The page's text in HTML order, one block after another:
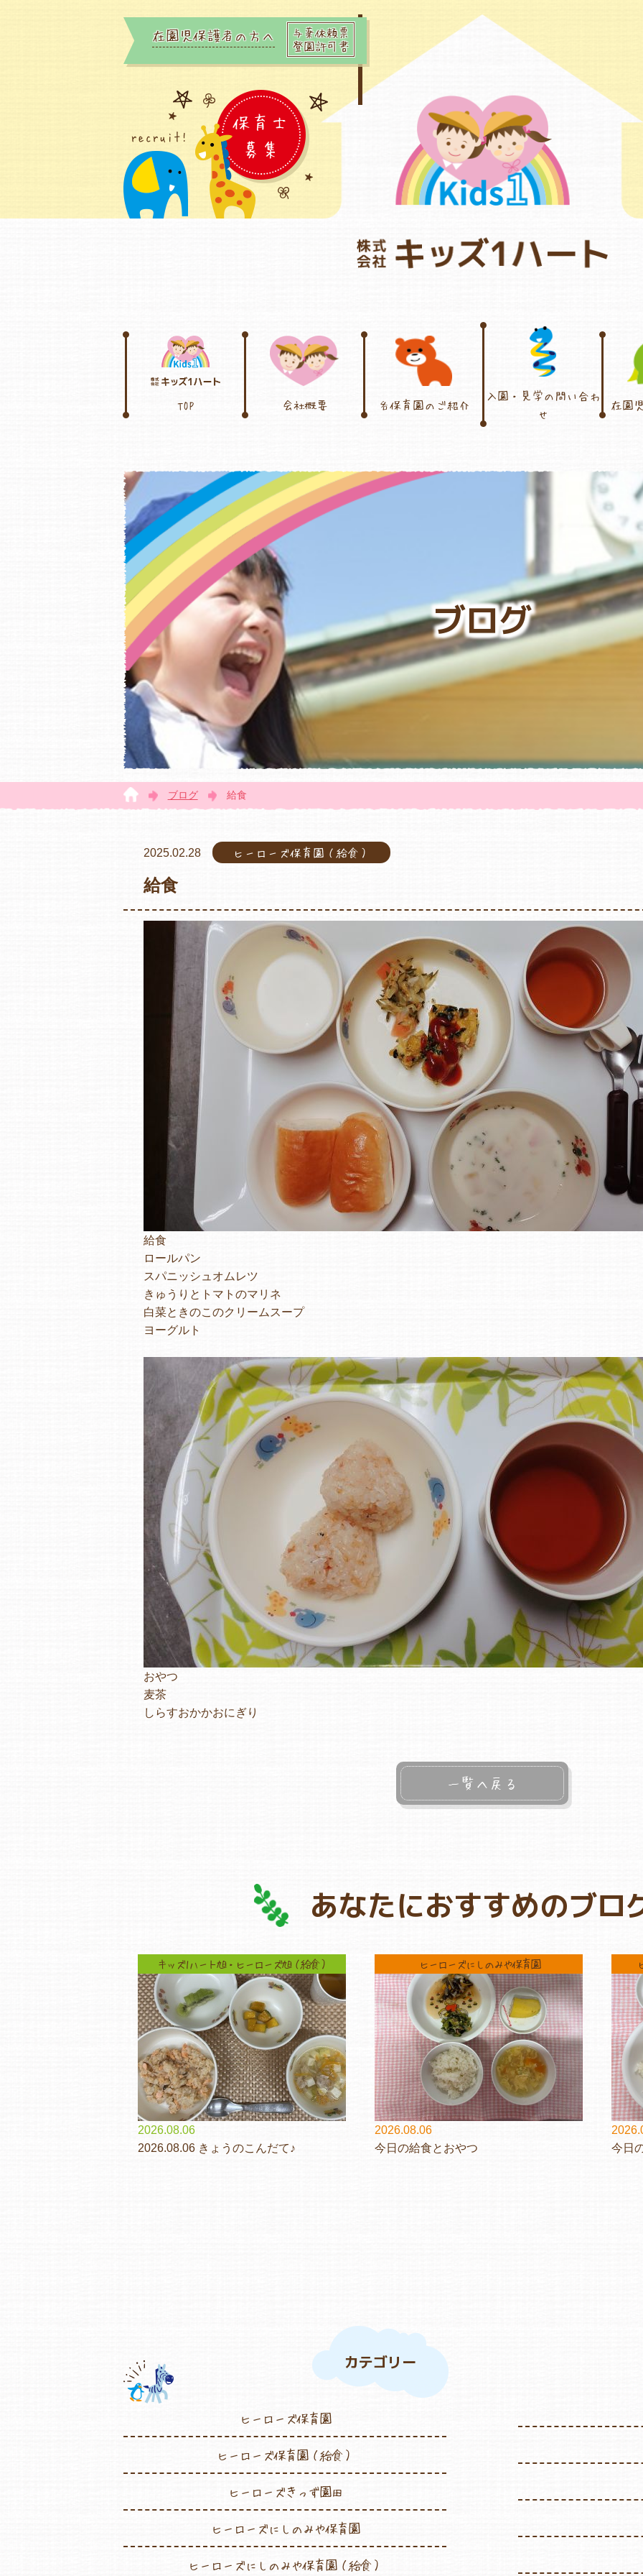
在園児保護者の方へ
与薬依頼票
登園許可書
保育士
募集
recruit!
TOP 会社概要 各保育園のご紹介
入園・見学の問い合わ
せ
在園
ブログ
ブログ 給食
2025.02.28 ヒーローズ保育園（給食）
給食
給食
ロールパン
スパニッシュオムレツ
きゅうりとトマトのマリネ
白菜ときのこのクリームスープ
ヨーグルト
おやつ
麦茶
しらすおかかおにぎり
一覧へ戻る
あなたにおすすめのブロ
キッズ1ハート旭・ヒーローズ旭（給食）
2026.08.06
2026.08.06 きょうのこんだて♪
ヒーローズにしのみや保育園
2026.08.06
今日の給食とおやつ
今日
カテゴリー
ヒーローズ保育園
ヒーローズ保育園（給食）
ヒーローズきっず園田
ヒーローズにしのみや保育園
ヒーローズにしのみや保育園（給食）